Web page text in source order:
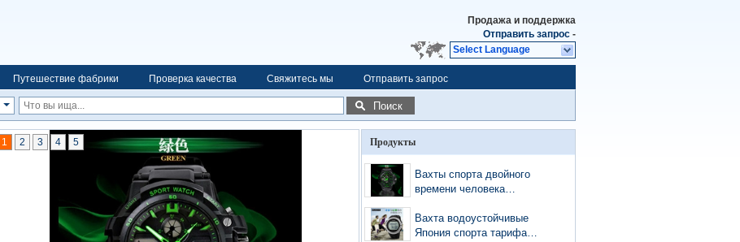
Продажа и поддержка
Отправить запрос -
Select Language
Путешествие фабрики Проверка качества Свяжитесь мы Отправить запрос
Поиск
1 2 3 4 5 Продукты
Вахты спорта двойного
времени человека
сотряшут располагаться
лагерем секундомеров
Вахта водоустойчивые
Япония спорта тарифа